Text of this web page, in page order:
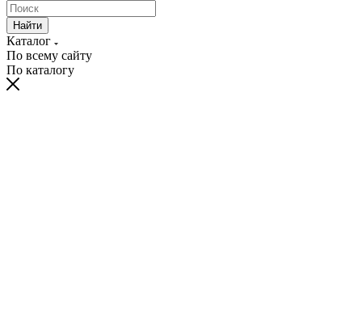
Найти
Каталог
По всему сайту
По каталогу